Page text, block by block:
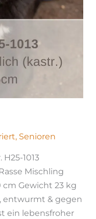
, Senioren
1013
Mischling
cm Gewicht 23 kg
entwurmt & gegen
ein lebensfroher